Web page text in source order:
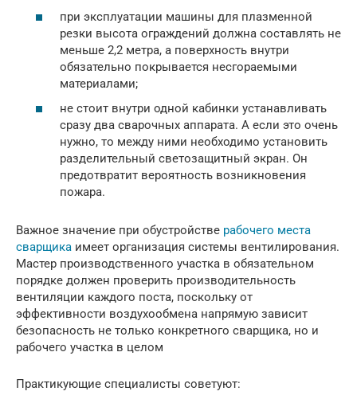
при эксплуатации машины для плазменной
резки высота ограждений должна составлять не
меньше 2,2 метра, а поверхность внутри
обязательно покрывается несгораемыми
материалами;
не стоит внутри одной кабинки устанавливать
сразу два сварочных аппарата. А если это очень
нужно, то между ними необходимо установить
разделительный светозащитный экран. Он
предотвратит вероятность возникновения
пожара.
Важное значение при обустройстве рабочего места
сварщика имеет организация системы вентилирования.
Мастер производственного участка в обязательном
порядке должен проверить производительность
вентиляции каждого поста, поскольку от
эффективности воздухообмена напрямую зависит
безопасность не только конкретного сварщика, но и
рабочего участка в целом
Практикующие специалисты советуют: